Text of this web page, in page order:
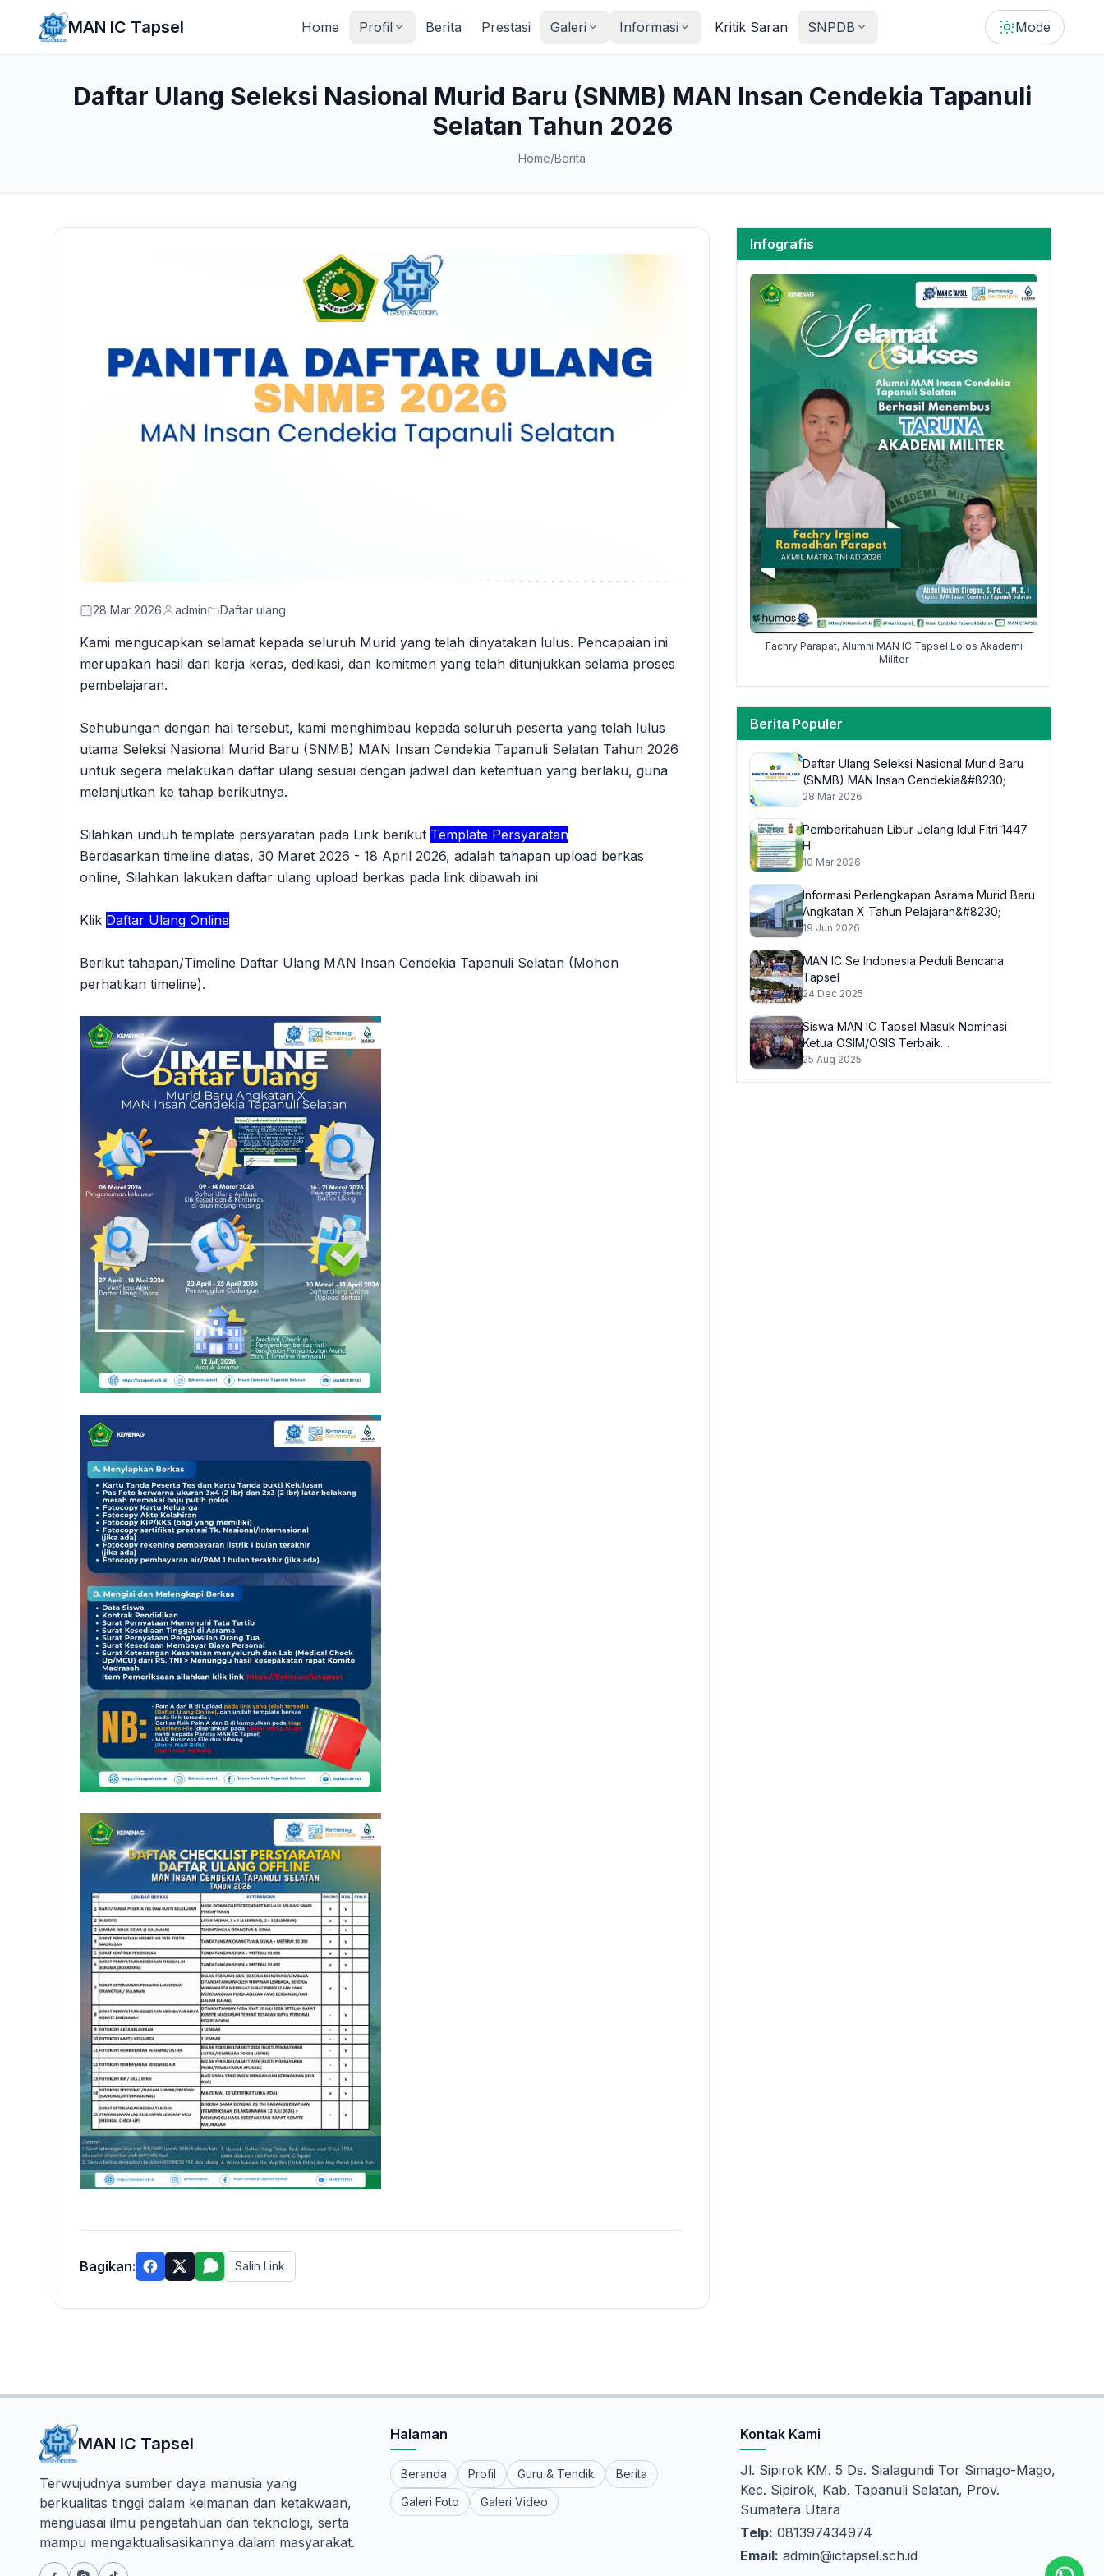
Lewati ke konten utama
MAN IC Tapsel Home Profil Berita Prestasi Galeri Informasi Kritik Saran SNPDB Mode
Daftar Ulang Seleksi Nasional Murid Baru (SNMB) MAN Insan Cendekia Tapanuli
Selatan Tahun 2026
Home/Berita
28 Mar 2026 admin Daftar ulang
Kami mengucapkan selamat kepada seluruh Murid yang telah dinyatakan lulus. Pencapaian ini
merupakan hasil dari kerja keras, dedikasi, dan komitmen yang telah ditunjukkan selama proses
pembelajaran.
Sehubungan dengan hal tersebut, kami menghimbau kepada seluruh peserta yang telah lulus
utama Seleksi Nasional Murid Baru (SNMB) MAN Insan Cendekia Tapanuli Selatan Tahun 2026
untuk segera melakukan daftar ulang sesuai dengan jadwal dan ketentuan yang berlaku, guna
melanjutkan ke tahap berikutnya.
Silahkan unduh template persyaratan pada Link berikut Template Persyaratan
Berdasarkan timeline diatas, 30 Maret 2026 - 18 April 2026, adalah tahapan upload berkas
online, Silahkan lakukan daftar ulang upload berkas pada link dibawah ini
Klik Daftar Ulang Online
Berikut tahapan/Timeline Daftar Ulang MAN Insan Cendekia Tapanuli Selatan (Mohon
perhatikan timeline).
Bagikan: Salin Link
Infografis
Fachry Parapat, Alumni MAN IC Tapsel Lolos Akademi
Militer
Berita Populer
Daftar Ulang Seleksi Nasional Murid Baru
(SNMB) MAN Insan Cendekia&#8230;
28 Mar 2026
Pemberitahuan Libur Jelang Idul Fitri 1447
H
10 Mar 2026
Informasi Perlengkapan Asrama Murid Baru
Angkatan X Tahun Pelajaran&#8230;
19 Jun 2026
MAN IC Se Indonesia Peduli Bencana
Tapsel
24 Dec 2025
Siswa MAN IC Tapsel Masuk Nominasi
Ketua OSIM/OSIS Terbaik
Indonesia&#8230;
25 Aug 2025
MAN IC Tapsel
Terwujudnya sumber daya manusia yang
berkualitas tinggi dalam keimanan dan ketakwaan,
menguasai ilmu pengetahuan dan teknologi, serta
mampu mengaktualisasikannya dalam masyarakat.
Halaman
Beranda Profil Guru & Tendik
Berita
Galeri Foto
Galeri Video
Kontak Kami
Jl. Sipirok KM. 5 Ds. Sialagundi Tor Simago-Mago,
Kec. Sipirok, Kab. Tapanuli Selatan, Prov.
Sumatera Utara
Telp: 081397434974
Email: admin@ictapsel.sch.id